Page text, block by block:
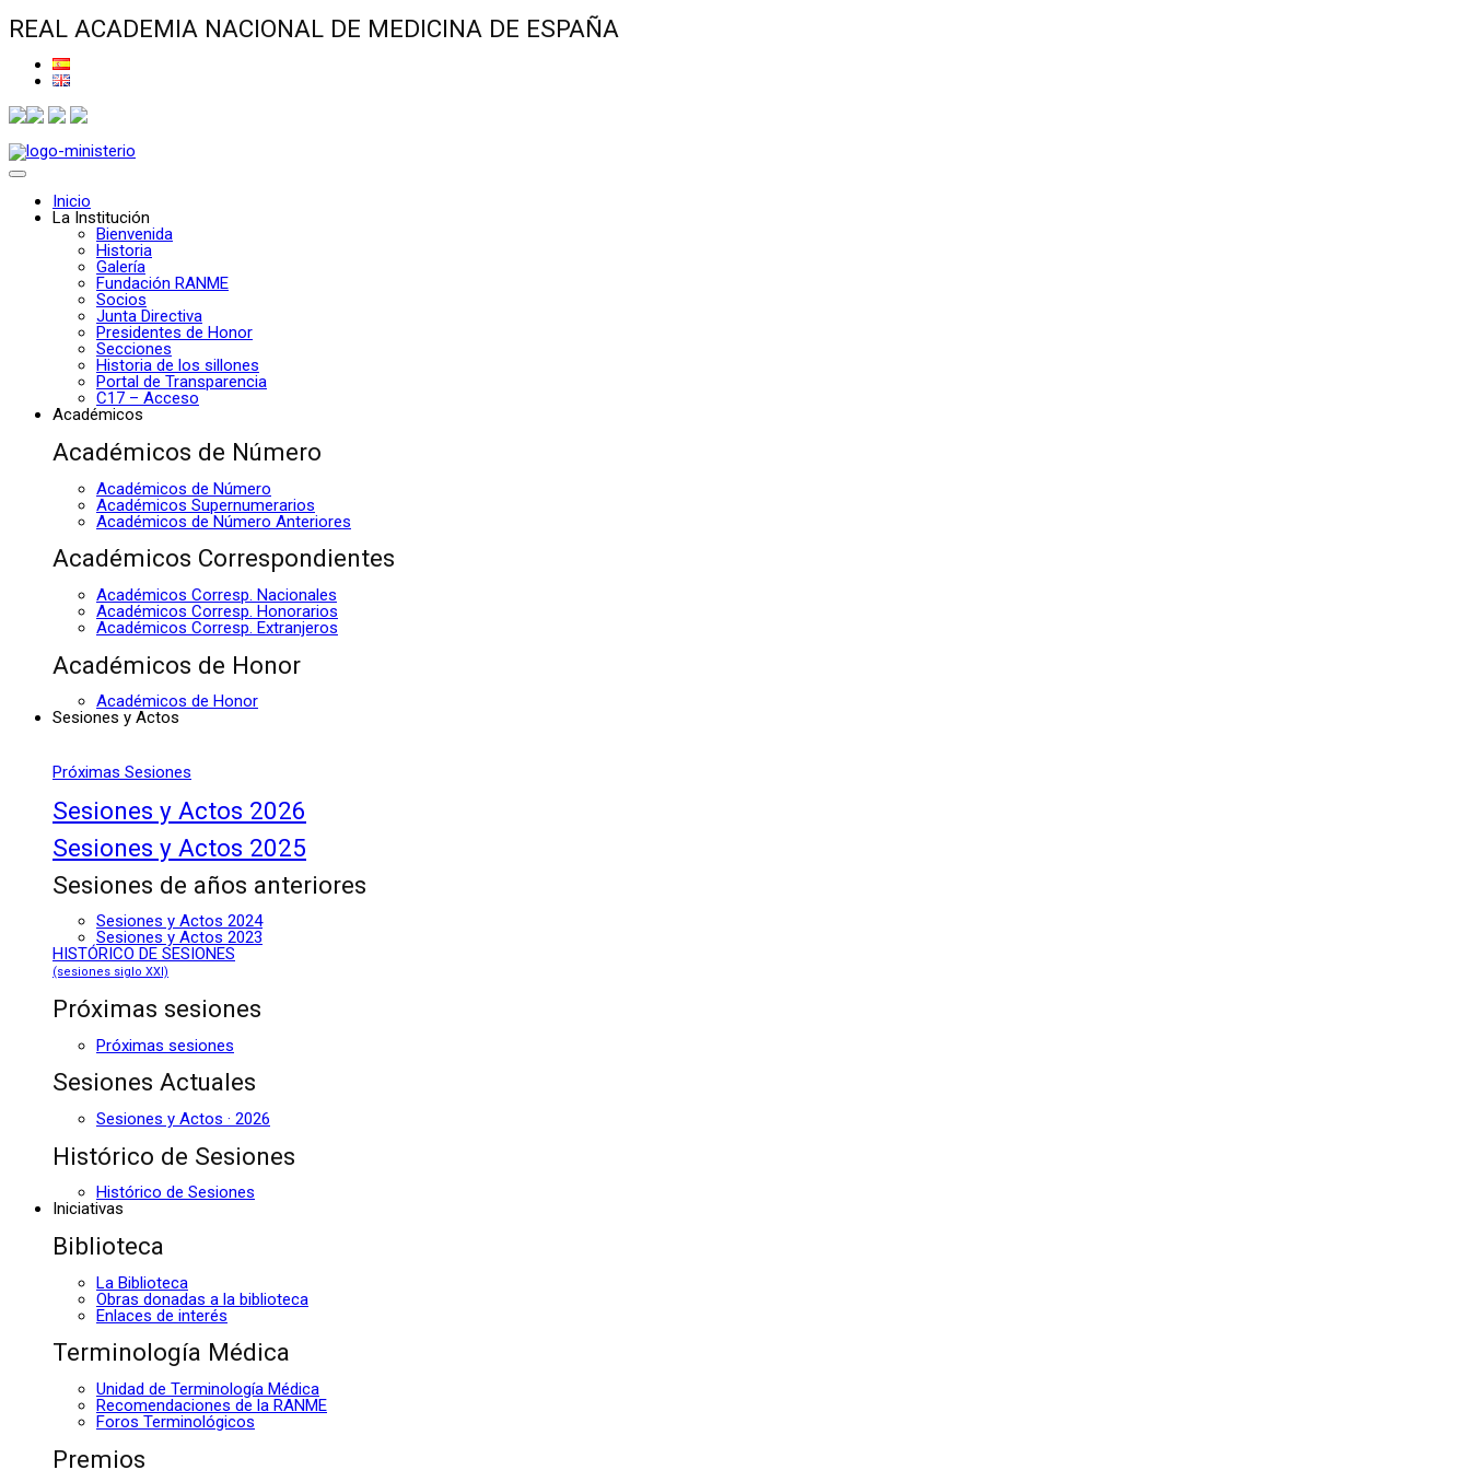
REAL ACADEMIA NACIONAL DE MEDICINA DE ESPAÑA
Inicio
La Institución
Bienvenida
Historia
Galería
Fundación RANME
Socios
Junta Directiva
Presidentes de Honor
Secciones
Historia de los sillones
Portal de Transparencia
C17 – Acceso
Académicos
Académicos de Número
Académicos de Número
Académicos Supernumerarios
Académicos de Número Anteriores
Académicos Correspondientes
Académicos Corresp. Nacionales
Académicos Corresp. Honorarios
Académicos Corresp. Extranjeros
Académicos de Honor
Académicos de Honor
Sesiones y Actos
Próximas Sesiones
Sesiones y Actos 2026
Sesiones y Actos 2025
Sesiones de años anteriores
Sesiones y Actos 2024
Sesiones y Actos 2023
HISTÓRICO DE SESIONES
(sesiones siglo XXI)
Próximas sesiones
Próximas sesiones
Sesiones Actuales
Sesiones y Actos · 2026
Histórico de Sesiones
Histórico de Sesiones
Iniciativas
Biblioteca
La Biblioteca
Obras donadas a la biblioteca
Enlaces de interés
Terminología Médica
Unidad de Terminología Médica
Recomendaciones de la RANME
Foros Terminológicos
Premios